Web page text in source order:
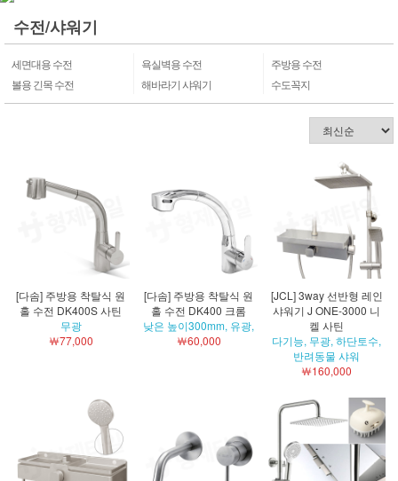
수전/샤워기
세면대용 수전 욕실벽용 수전
주방용 수전
볼용 긴목 수전
해바라기 샤워기 수도꼭지
[다솜] 주방용 착탈식 원
홀 수전 DK400S 사틴
무광
￦77,000
[다솜] 주방용 착탈식 원
홀 수전 DK400 크롬
낮은 높이300mm, 유광,
￦60,000
[JCL] 3way 선반형 레인
샤워기 J ONE-3000 니
켈 사틴
다기능, 무광, 하단토수,
반려동물 샤워
￦160,000